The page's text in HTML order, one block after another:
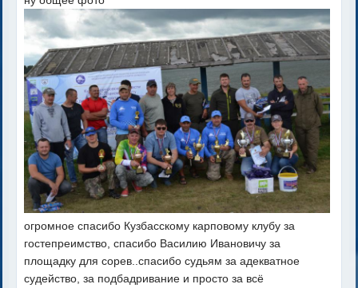
огромное спасибо Кузбасскому карповому клубу за
гостепреимство, спасибо Василию Ивановичу за
площадку для сорев..спасибо судьям за адекватное
судейство, за подбадривание и просто за всё